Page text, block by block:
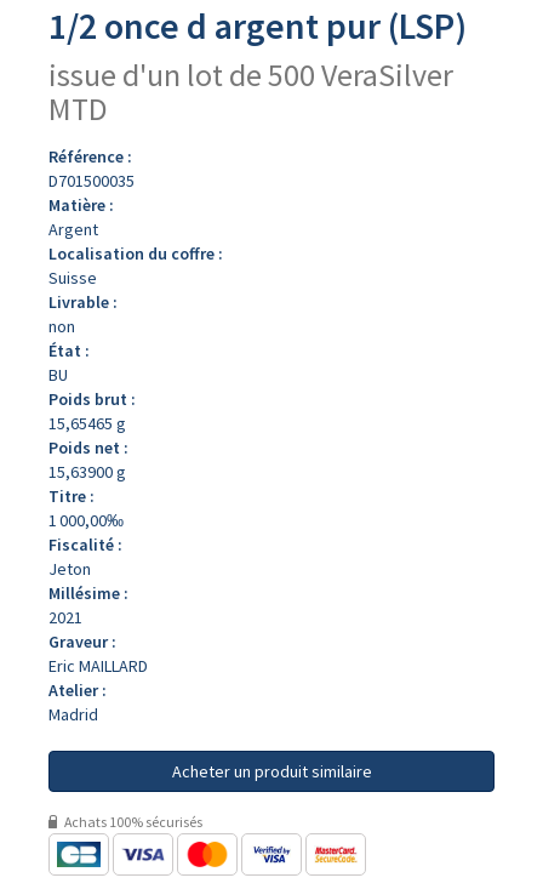
1/2 once d argent pur (LSP)
issue d'un lot de 500 VeraSilver
MTD
Référence :
D701500035
Matière :
Argent
Localisation du coffre :
Suisse
Livrable :
non
État :
BU
Poids brut :
15,65465 g
Poids net :
15,63900 g
Titre :
1 000,00‰
Fiscalité :
Jeton
Millésime :
2021
Graveur :
Eric MAILLARD
Atelier :
Madrid
Acheter un produit similaire
Achats 100% sécurisés